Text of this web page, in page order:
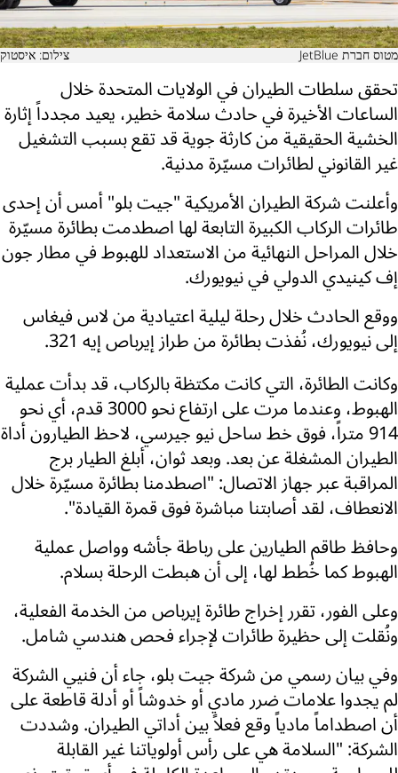
מטוס חברת JetBlue צילום: איסטוק
تحقق سلطات الطيران في الولايات المتحدة خلال
الساعات الأخيرة في حادث سلامة خطير، يعيد مجدداً إثارة
الخشية الحقيقية من كارثة جوية قد تقع بسبب التشغيل
غير القانوني لطائرات مسيّرة مدنية.
وأعلنت شركة الطيران الأمريكية "جيت بلو" أمس أن إحدى
طائرات الركاب الكبيرة التابعة لها اصطدمت بطائرة مسيّرة
خلال المراحل النهائية من الاستعداد للهبوط في مطار جون
إف كينيدي الدولي في نيويورك.
ووقع الحادث خلال رحلة ليلية اعتيادية من لاس فيغاس
إلى نيويورك، نُفذت بطائرة من طراز إيرباص إيه 321.
وكانت الطائرة، التي كانت مكتظة بالركاب، قد بدأت عملية
الهبوط، وعندما مرت على ارتفاع نحو 3000 قدم، أي نحو
914 متراً، فوق خط ساحل نيو جيرسي، لاحظ الطيارون أداة
الطيران المشغلة عن بعد. وبعد ثوان، أبلغ الطيار برج
المراقبة عبر جهاز الاتصال: "اصطدمنا بطائرة مسيّرة خلال
الانعطاف، لقد أصابتنا مباشرة فوق قمرة القيادة".
وحافظ طاقم الطيارين على رباطة جأشه وواصل عملية
الهبوط كما خُطط لها، إلى أن هبطت الرحلة بسلام.
وعلى الفور، تقرر إخراج طائرة إيرباص من الخدمة الفعلية،
ونُقلت إلى حظيرة طائرات لإجراء فحص هندسي شامل.
وفي بيان رسمي من شركة جيت بلو، جاء أن فنيي الشركة
لم يجدوا علامات ضرر مادي أو خدوشاً أو أدلة قاطعة على
أن اصطداماً مادياً وقع فعلاً بين أداتي الطيران. وشددت
الشركة: "السلامة هي على رأس أولوياتنا غير القابلة